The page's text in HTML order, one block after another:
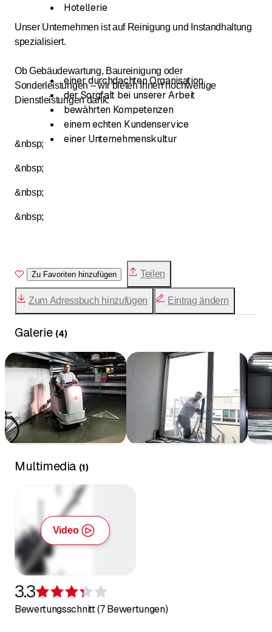
Hotellerie
Unser Unternehmen ist auf Reinigung und Instandhaltung
spezialisiert.
Ob Gebäudewartung, Baureinigung oder
Sonderleistungen – wir bieten Ihnen hochwertige
Dienstleistungen dank:
einer durchdachten Organisation
der Sorgfalt bei unserer Arbeit
bewährten Kompetenzen
einem echten Kundenservice
einer Unternehmenskultur
&nbsp;
&nbsp;
&nbsp;
&nbsp;
Zu Favoriten hinzufügen Teilen
Zum Adressbuch hinzufügen Eintrag ändern
Galerie (4)
Multimedia (1)
Video
3.3
Bewertungsschnitt (7 Bewertungen)